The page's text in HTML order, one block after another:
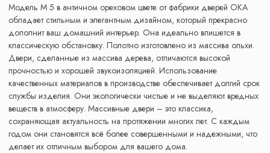
Модель М 5 в античном ореховом цвете от фабрики дверей ОКА
обладает стильным и элегантным дизайном, который прекрасно
дополнит ваш домашний интерьер. Она идеально впишется в
классическую обстановку. Полотно изготовлено из массива ольхи.
Двери, сделанные из массива дерева, отличаются высокой
прочностью и хорошей звукоизоляцией. Использование
качественных материалов в производстве обеспечивает долгий срок
службы изделия. Они экологически чистые и не выделяют вредных
веществ в атмосферу. Массивные двери – это классика,
сохраняющая актуальность на протяжении многих лет. С каждым
годом они становятся всё более совершенными и надежными, что
делает их отличным выбором для вашего дома.